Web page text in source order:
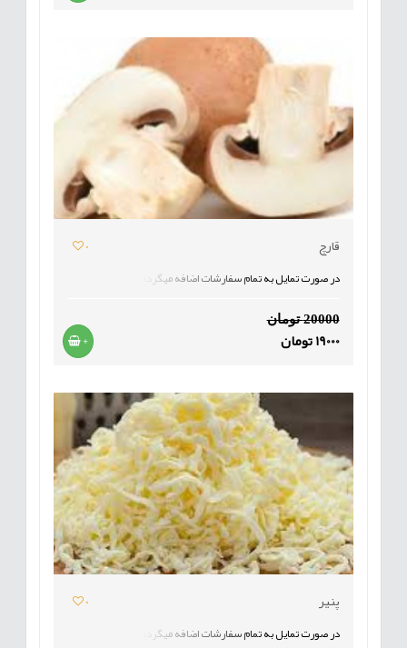
قارچ
0
در صورت تمایل به تمام سفارشات اضافه میگردد
20000 تومان
19000 تومان +
پنیر
0
در صورت تمایل به تمام سفارشات اضافه میگردد